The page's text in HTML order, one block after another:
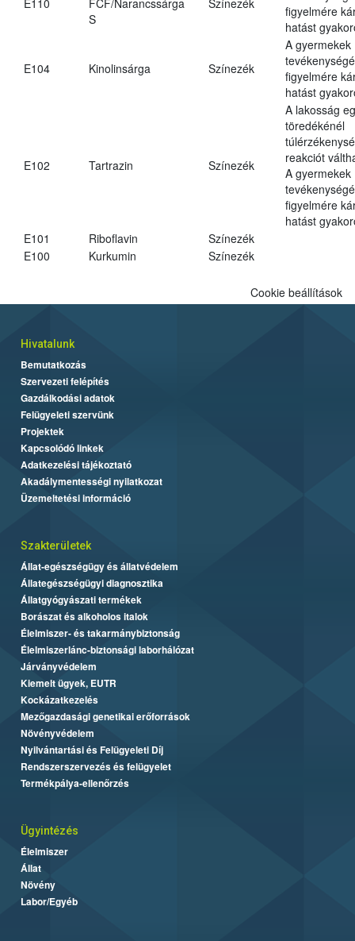
S
figyelmére
hatást
E104 Kinolinsárga Színezék
A gyermekek
figyelmére
hatást
E102 Tartrazin Színezék
A lakosság
töredékénél
reakciót
A gyermekek
figyelmére
hatást
E101
Riboflavin
Színezék
E100
Kurkumin Színezék
Cookie beállítások
Hivatalunk
Bemutatkozás
Szervezeti felépítés
Gazdálkodási adatok
Felügyeleti szervünk
Projektek
Kapcsolódó linkek
Adatkezelési tájékoztató
Akadálymentességi nyilatkozat
Üzemeltetési információ
Szakterületek
Állat-egészségügy és állatvédelem
Állategészségügyi diagnosztika
Állatgyógyászati termékek
Borászat és alkoholos italok
Élelmiszer- és takarmánybiztonság
Élelmiszerlánc-biztonsági laborhálózat
Járványvédelem
Kiemelt ügyek, EUTR
Kockázatkezelés
Mezőgazdasági genetikai erőforrások
Növényvédelem
Nyilvántartási és Felügyeleti Díj
Rendszerszervezés és felügyelet
Termékpálya-ellenőrzés
Ügyintézés
Élelmiszer
Állat
Növény
Labor/Egyéb